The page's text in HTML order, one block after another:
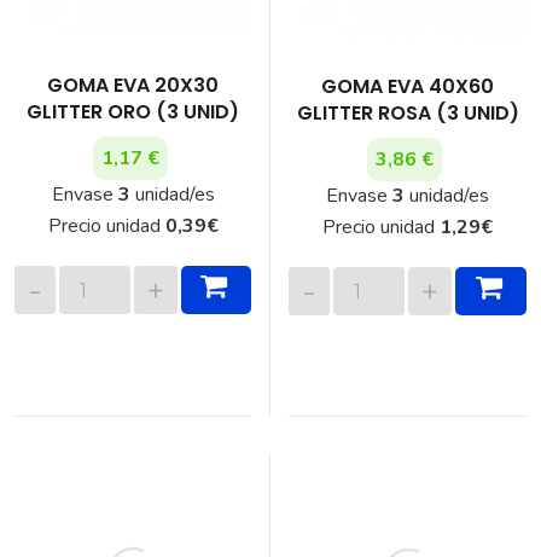
GOMA EVA 20X30
GLITTER ORO (3 UNID)
1,17 €
Envase 3 unidad/es
Precio unidad 0,39€
GOMA EVA 40X60
GLITTER ROSA (3 UNID)
3,86 €
Envase 3 unidad/es
Precio unidad 1,29€